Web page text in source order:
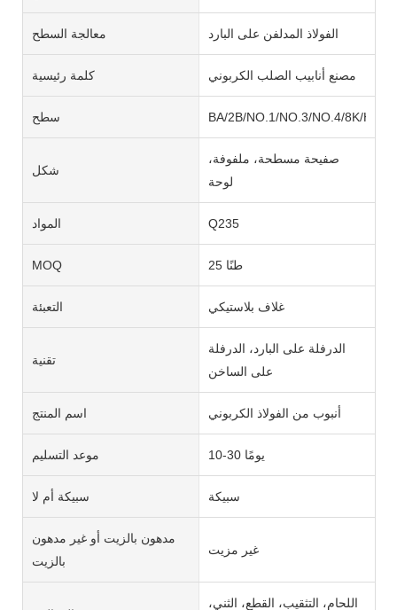
معالجة السطح الفولاذ المدلفن على البارد
كلمة رئيسية مصنع أنابيب الصلب الكربوني
سطح BA/2B/NO.1/NO.3/NO.4/8K/HL/
شكل
صفيحة مسطحة، ملفوفة،
لوحة
المواد Q235
MOQ 25 طنًا
التعبئة غلاف بلاستيكي
تقنية
الدرفلة على البارد، الدرفلة
على الساخن
اسم المنتج أنبوب من الفولاذ الكربوني
موعد التسليم 10-30 يومًا
سبيكة أم لا سبيكة
مدهون بالزيت أو غير مدهون
بالزيت
غير مزيت
اللحام، التثقيب، القطع، الثني،